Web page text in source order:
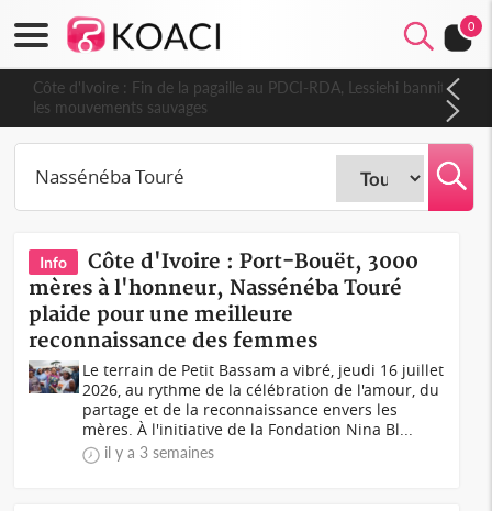
0
Côte d'Ivoire : Fin de la pagaille au PDCI-RDA, Lessiehi bannit
les mouvements sauvages
Info
Côte d'Ivoire : Port-Bouët, 3000
mères à l'honneur, Nassénéba Touré
plaide pour une meilleure
reconnaissance des femmes
Le terrain de Petit Bassam a vibré, jeudi 16 juillet
2026, au rythme de la célébration de l'amour, du
partage et de la reconnaissance envers les
mères. À l'initiative de la Fondation Nina Bl...
il y a 3 semaines